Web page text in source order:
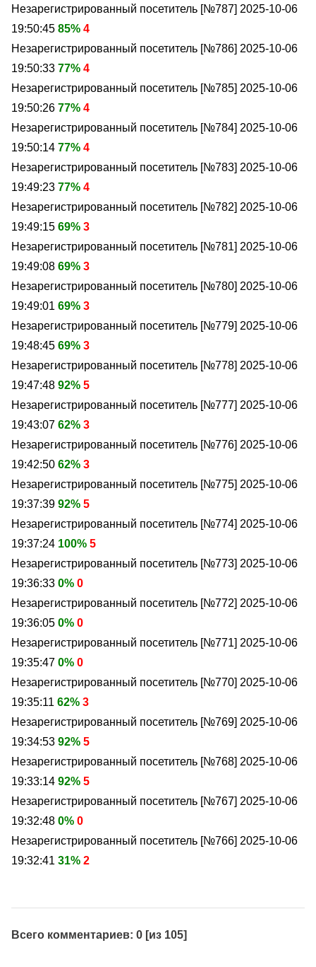
Незарегистрированный посетитель [№787] 2025-10-06
19:50:45 85% 4
Незарегистрированный посетитель [№786] 2025-10-06
19:50:33 77% 4
Незарегистрированный посетитель [№785] 2025-10-06
19:50:26 77% 4
Незарегистрированный посетитель [№784] 2025-10-06
19:50:14 77% 4
Незарегистрированный посетитель [№783] 2025-10-06
19:49:23 77% 4
Незарегистрированный посетитель [№782] 2025-10-06
19:49:15 69% 3
Незарегистрированный посетитель [№781] 2025-10-06
19:49:08 69% 3
Незарегистрированный посетитель [№780] 2025-10-06
19:49:01 69% 3
Незарегистрированный посетитель [№779] 2025-10-06
19:48:45 69% 3
Незарегистрированный посетитель [№778] 2025-10-06
19:47:48 92% 5
Незарегистрированный посетитель [№777] 2025-10-06
19:43:07 62% 3
Незарегистрированный посетитель [№776] 2025-10-06
19:42:50 62% 3
Незарегистрированный посетитель [№775] 2025-10-06
19:37:39 92% 5
Незарегистрированный посетитель [№774] 2025-10-06
19:37:24 100% 5
Незарегистрированный посетитель [№773] 2025-10-06
19:36:33 0% 0
Незарегистрированный посетитель [№772] 2025-10-06
19:36:05 0% 0
Незарегистрированный посетитель [№771] 2025-10-06
19:35:47 0% 0
Незарегистрированный посетитель [№770] 2025-10-06
19:35:11 62% 3
Незарегистрированный посетитель [№769] 2025-10-06
19:34:53 92% 5
Незарегистрированный посетитель [№768] 2025-10-06
19:33:14 92% 5
Незарегистрированный посетитель [№767] 2025-10-06
19:32:48 0% 0
Незарегистрированный посетитель [№766] 2025-10-06
19:32:41 31% 2
Всего комментариев: 0 [из 105]